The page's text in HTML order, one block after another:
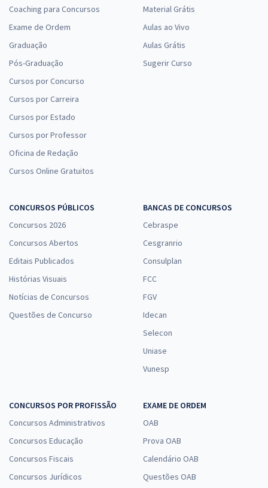
Coaching para Concursos
Exame de Ordem
Graduação
Pós-Graduação
Cursos por Concurso
Cursos por Carreira
Cursos por Estado
Cursos por Professor
Oficina de Redação
Cursos Online Gratuitos
Material Grátis
Aulas ao Vivo
Aulas Grátis
Sugerir Curso
CONCURSOS PÚBLICOS
Concursos 2026
Concursos Abertos
Editais Publicados
Histórias Visuais
Notícias de Concursos
Questões de Concurso
BANCAS DE CONCURSOS
Cebraspe
Cesgranrio
Consulplan
FCC
FGV
Idecan
Selecon
Uniase
Vunesp
CONCURSOS POR PROFISSÃO
Concursos Administrativos
Concursos Educação
Concursos Fiscais
Concursos Jurídicos
EXAME DE ORDEM
OAB
Prova OAB
Calendário OAB
Questões OAB